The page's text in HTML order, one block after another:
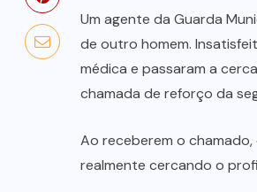
Um agente da Guarda
de outro homem.
médica e passaram a
chamada de reforço da
Ao receberem o
realmente cercando o